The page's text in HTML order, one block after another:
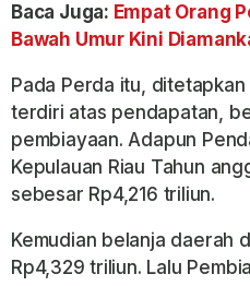
Baca Juga: Empat Orang
Bawah Umur Kini
Pada Perda itu,
terdiri atas pendapatan,
pembiayaan. Adapun
Kepulauan Riau Tahun
sebesar Rp4,216 triliun.
Kemudian belanja daerah
Rp4,329 triliun. Lalu